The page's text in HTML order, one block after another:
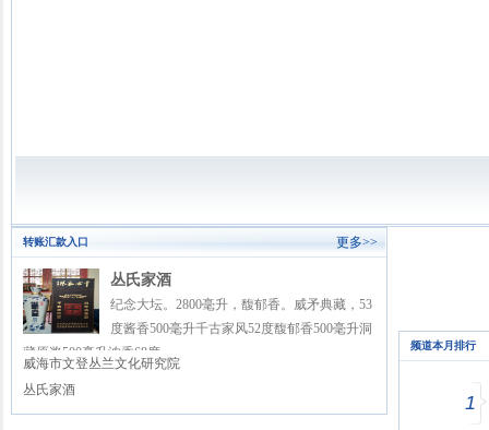
转账汇款入口 更多>>
丛氏家酒
纪念大坛。2800毫升，馥郁香。威矛典藏，53
度酱香500毫升千古家风52度馥郁香500毫升洞
藏原浆500毫升浓香68度
威海市文登丛兰文化研究院
丛氏家酒
频道本月排行
1